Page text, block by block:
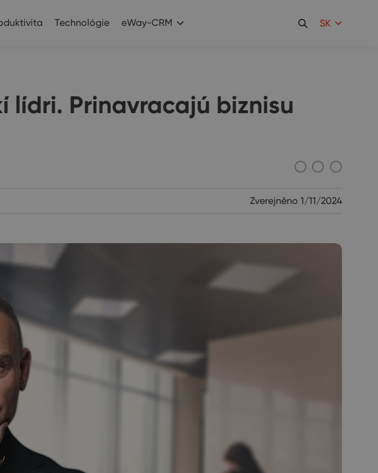
Technológie eWay-CRM SK
lídri. Prinavracajú biznisu
Zverejněno 1/11/2024